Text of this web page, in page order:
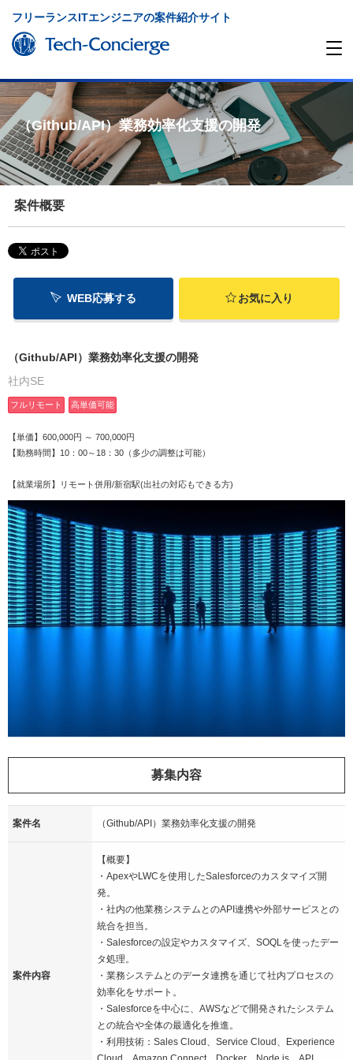
フリーランスITエンジニアの案件紹介サイト
（Github/API）業務効率化支援の開発
案件概要
WEB応募する お気に入り
（Github/API）業務効率化支援の開発
社内SE
フルリモート 高単価可能
【単価】600,000円 ～ 700,000円
【勤務時間】10：00～18：30（多少の調整は可能）
【就業場所】リモート併用/新宿駅(出社の対応もできる方)
募集内容
案件名 （Github/API）業務効率化支援の開発
案件内容
【概要】
・ApexやLWCを使用したSalesforceのカスタマイズ開
発。
・社内の他業務システムとのAPI連携や外部サービスとの
統合を担当。
・Salesforceの設定やカスタマイズ、SOQLを使ったデー
タ処理。
・業務システムとのデータ連携を通じて社内プロセスの
効率化をサポート。
・Salesforceを中心に、AWSなどで開発されたシステム
との統合や全体の最適化を推進。
・利用技術：Sales Cloud、Service Cloud、Experience